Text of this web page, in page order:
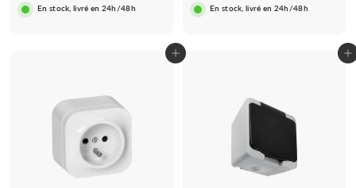
€
En stock, livré en 24h/48h
€
En stock, livré en 24h/48h
In den Warenkorb legen In den Warenkorb legen